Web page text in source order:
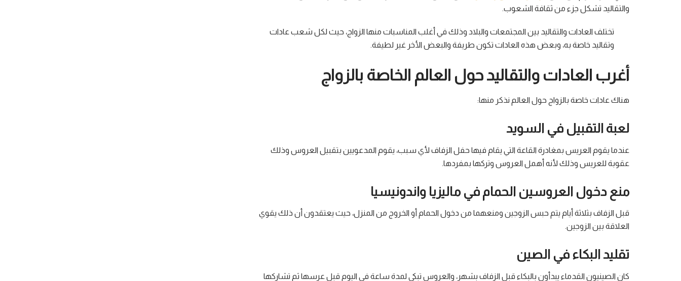
والتقاليد تشكل جزء من ثقافة الشعوب.
تختلف العادات والتقاليد بين المجتمعات والبلاد وذلك في أغلب المناسبات منها الزواج، حيث لكل شعب عادات
وتقاليد خاصة به، وبعض هذه العادات تكون طريفة والبعض الأخر غير لطيفة.
أغرب العادات والتقاليد حول العالم الخاصة بالزواج
هناك عادات خاصة بالزواج حول العالم نذكر منها:
لعبة التقبيل في السويد
عندما يقوم العريس بمغادرة القاعة التي يقام فيها حفل الزفاف لأي سبب، يقوم المدعويين بتقبيل العروس وذلك
عقوبة للعريس وذلك لأنه أهمل العروس وتركها بمفردها.
منع دخول العروسين الحمام في ماليزيا واندونيسيا
قبل الزفاف بثلاثة أيام يتم حبس الزوجين ومنعهما من دخول الحمام أو الخروج من المنزل، حيث يعتقدون أن ذلك يقوي
العلاقة بين الزوجين.
تقليد البكاء في الصين
كان الصينيون القدماء يبدأون بالبكاء قبل الزفاف بشهر، والعروس تبكي لمدة ساعة في اليوم قبل عرسها ثم تشاركها